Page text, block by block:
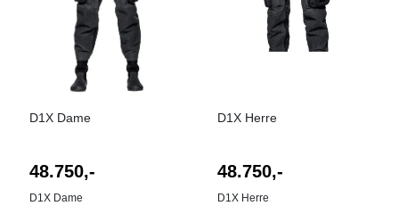
D1X Dame
48.750,-
D1X Dame
D1X Herre
48.750,-
D1X Herre